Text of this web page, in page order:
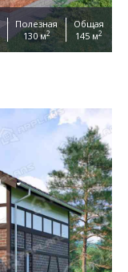
Полезная
130 м2
Общая
145 м2